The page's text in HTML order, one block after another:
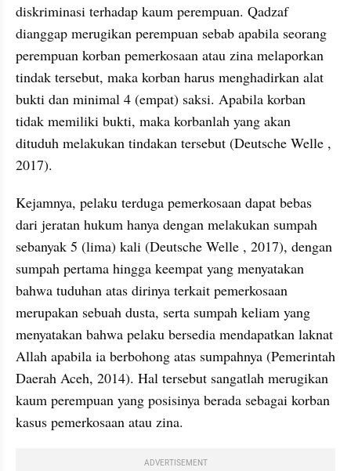
diskriminasi terhadap kaum perempuan. Qadzaf
dianggap merugikan perempuan sebab apabila seorang
perempuan korban pemerkosaan atau zina melaporkan
tindak tersebut, maka korban harus menghadirkan alat
bukti dan minimal 4 (empat) saksi. Apabila korban
tidak memiliki bukti, maka korbanlah yang akan
dituduh melakukan tindakan tersebut (Deutsche Welle ,
2017).
Kejamnya, pelaku terduga pemerkosaan dapat bebas
dari jeratan hukum hanya dengan melakukan sumpah
sebanyak 5 (lima) kali (Deutsche Welle , 2017), dengan
sumpah pertama hingga keempat yang menyatakan
bahwa tuduhan atas dirinya terkait pemerkosaan
merupakan sebuah dusta, serta sumpah keliam yang
menyatakan bahwa pelaku bersedia mendapatkan laknat
Allah apabila ia berbohong atas sumpahnya (Pemerintah
Daerah Aceh, 2014). Hal tersebut sangatlah merugikan
kaum perempuan yang posisinya berada sebagai korban
kasus pemerkosaan atau zina.
ADVERTISEMENT